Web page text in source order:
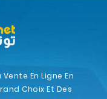
En Ligne En
Choix Et Des